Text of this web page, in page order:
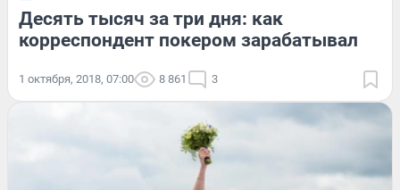
Десять тысяч за три дня: как
корреспондент покером зарабатывал
1 октября, 2018, 07:00 8 861 3